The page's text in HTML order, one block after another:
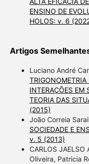
ENSINO DE
HOLOS: v. 6
Artigos
Luciano André
INTERAÇÕES EM
TEORIA DAS
(2015)
João Correia
SOCIEDADE E
v. 5 (2013)
CARLOS JAELSO
Oliveira, Patricia